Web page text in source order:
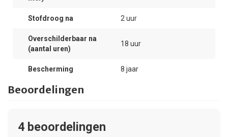
Stofdroog na 2 uur
Overschilderbaar na
(aantal uren)
18 uur
Bescherming 8 jaar
Beoordelingen
4 beoordelingen